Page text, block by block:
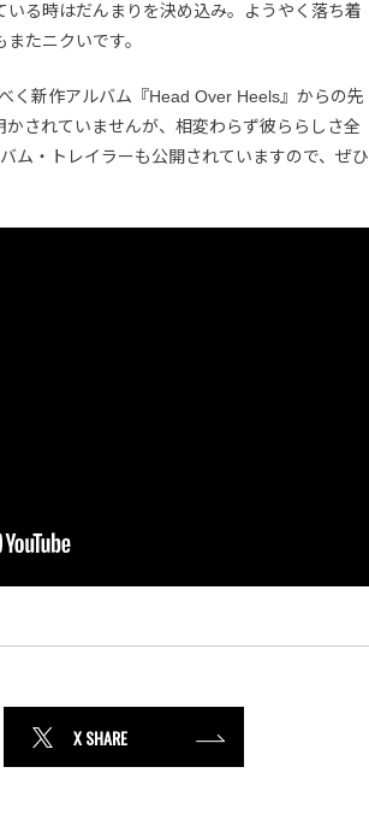
る時はだんまりを決め込み。ようやく落ち着
たニクいです。
く新作アルバム『Head Over Heels』からの先
されていませんが、相変わらず彼ららしさ全
ム・トレイラーも公開されていますので、ぜひ
X SHARE